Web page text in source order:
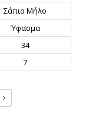
Σάπιο Μήλο
Ύφασμα
34
7